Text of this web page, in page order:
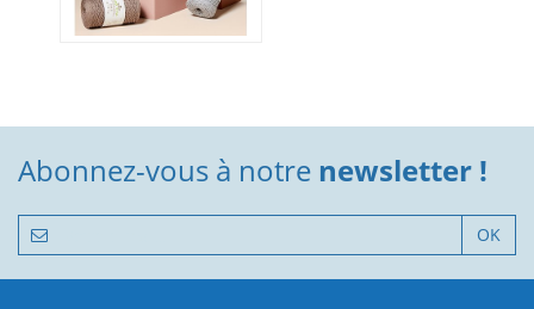
Abonnez-vous à notre newsletter !
OK